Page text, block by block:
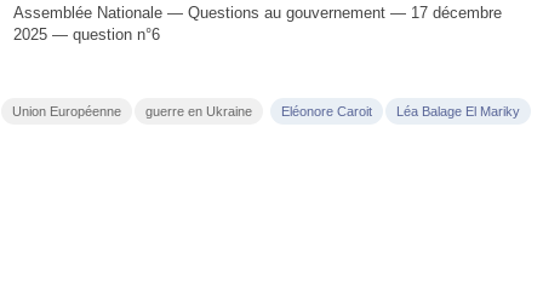
Assemblée Nationale — Questions au gouvernement — 17 décembre
2025 — question n°6
Union Européenne guerre en Ukraine Eléonore Caroit Léa Balage El Mariky